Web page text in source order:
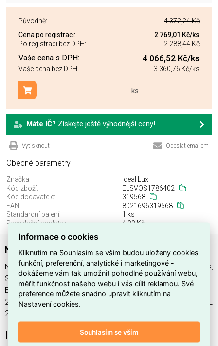
Původně:
4 372,24 Kč
Cena po registraci: 2 769,01 Kč/ks
Po registraci bez DPH:
2 288,44 Kč
Vaše cena s DPH: 4 066,52 Kč/ks
Vaše cena bez DPH: 3 360,76 Kč/ks
ks
Přidat do košíku
Máte IČ? Získejte ještě výhodnější ceny!
Vytisknout Odeslat emailem
Obecné parametry
Značka:
Ideal Lux
Kód zboží:
ELSVOS1786402
Kód dodavatele:
319568
EAN:
8021696319568
Standardní balení:
1 ks
Recyklační poplatek:
4,00 Kč
NITRO PL 25W ROUND BIANCO
NITRO PL 25W ROUND BIANCO najdete v kategoriích Svítidla,
Svítidla, světelné zdroje a LED osvětlení, výrobce Ideal Lux,
EAN 8021696319568, kód dodavatele 319568. NITRO PL
25W ROUND BIANCO nabízíme od 1 ks. Kód EMAS NITRO PL
25W ROUND BIANCO je ELSVOS1786402.
Interní název produktu
Informace o cookies
Kliknutím na Souhlasím se vším budou uloženy cookies
funkční, preferenční, analytické i marketingové -
dokážeme vám tak umožnit pohodlné používání webu,
měřit funkčnost našeho webu i vás cílit reklamou. Své
preference můžete snadno upravit kliknutím na
Nastavení cookies.
Souhlasím se vším